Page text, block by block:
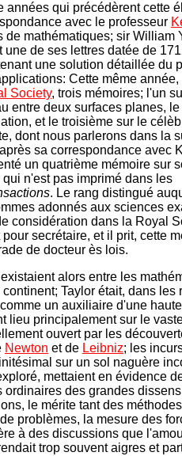
années qui précédèrent cette
avec le professeur
de mathématiques; sir William
une de ses lettres datée de
une solution détaillée du
Cette même
Society, trois mémoires; l'un
entre deux surfaces planes,
et le troisième sur le
dont nous parlerons dans la
sa correspondance avec
un quatrième mémoire sur
n'est pas imprimé dans les
. Le rang distingué
adonnés aux sciences
considération dans la Royal
secrétaire, et il prit, cette
de docteur ès lois.
alors entre les
Taylor était, dans les
un auxiliaire d'une
lieu principalement sur le
ouvert par les
Newton et de Leibniz; les
sur un sol naguère
mettaient en évidence
ordinaires des grandes
le mérite tant des
problèmes, la mesure des
à des discussions que
trop souvent aigres et